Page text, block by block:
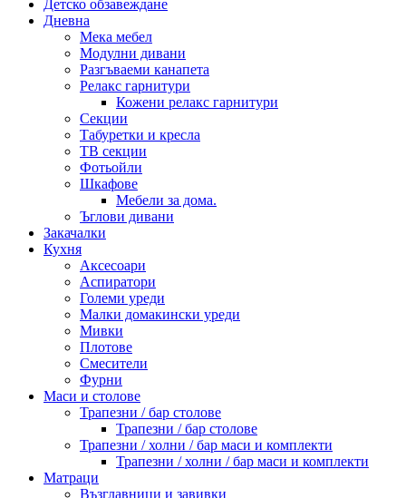
Детско обзавеждане
Дневна
Мека мебел
Модулни дивани
Разгъваеми канапета
Релакс гарнитури
Кожени релакс гарнитури
Секции
Табуретки и кресла
ТВ секции
Фотьойли
Шкафове
Мебели за дома.
Ъглови дивани
Закачалки
Кухня
Аксесоари
Аспиратори
Големи уреди
Малки домакински уреди
Мивки
Плотове
Смесители
Фурни
Маси и столове
Трапезни / бар столове
Трапезни / бар столове
Трапезни / холни / бар маси и комплекти
Трапезни / холни / бар маси и комплекти
Матраци
Възглавници и завивки